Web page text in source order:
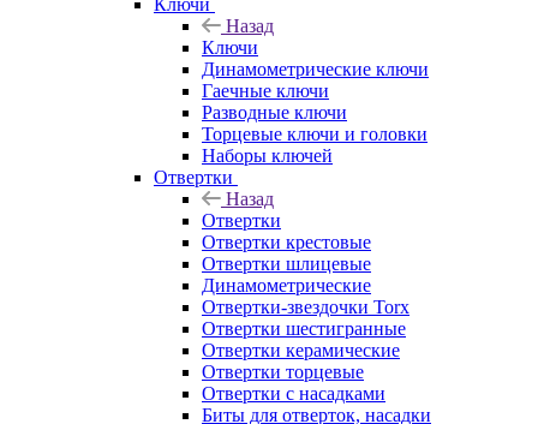
Ключи
Назад
Ключи
Динамометрические ключи
Гаечные ключи
Разводные ключи
Торцевые ключи и головки
Наборы ключей
Отвертки
Назад
Отвертки
Отвертки крестовые
Отвертки шлицевые
Динамометрические
Отвертки-звездочки Torx
Отвертки шестигранные
Отвертки керамические
Отвертки торцевые
Отвертки с насадками
Биты для отверток, насадки